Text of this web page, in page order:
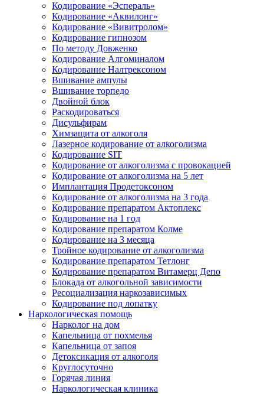
Кодирование «Эспераль»
Кодирование «Аквилонг»
Кодирование «Вивитролом»
Кодирование гипнозом
По методу Довженко
Кодирование Алгоминалом
Кодирование Налтрексоном
Вшивание ампулы
Вшивание торпедо
Двойной блок
Раскодироваться
Дисульфирам
Химзащита от алкоголя
Лазерное кодирование от алкоголизма
Кодирование SIT
Кодирование от алкоголизма с провокацией
Кодирование от алкоголизма на 5 лет
Имплантация Продетоксоном
Кодирование от алкоголизма на 3 года
Кодирование препаратом Актоплекс
Кодирование на 1 год
Кодирование препаратом Колме
Кодирование на 3 месяца
Тройное кодирование от алкоголизма
Кодирование препаратом Тетлонг
Кодирование препаратом Витамерц Депо
Блокада от алкогольной зависимости
Ресоциализация наркозависимых
Кодирование под лопатку
Наркологическая помощь
Нарколог на дом
Капельница от похмелья
Капельница от запоя
Детоксикация от алкоголя
Круглосуточно
Горячая линия
Наркологическая клиника